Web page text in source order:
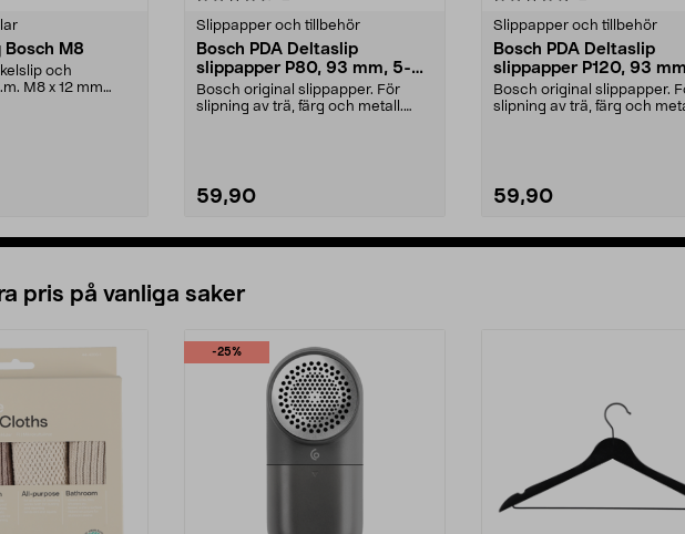
M8
och
M8 x 12 mm
Slippapper och tillbehör
Bosch PDA Deltaslip
slippapper P80, 93 mm, 5-
pack
Bosch original slippapper. För
slipning av trä, färg och metall.
59,90
Slippapper och tillbehör
Bosch PDA Deltaslip
slippapper P120, 93
pack
Bosch original slippapper.
slipning av trä, färg och
59,90
pris på vanliga saker
-25%